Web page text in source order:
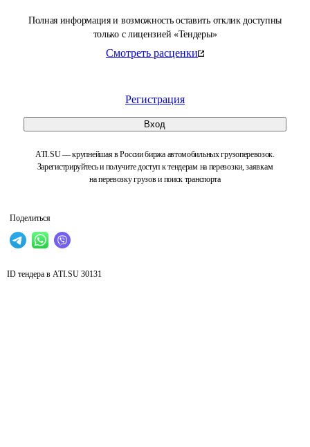
Полная информация и возможность оставить отклик доступны
только с лицензией «Тендеры»
Смотреть расценки
Регистрация
Вход
ATI.SU — крупнейшая в России биржа автомобильных грузоперевозок.
Зарегистрируйтесь и получите доступ к тендерам на перевозки, заявкам
на перевозку грузов и поиск транспорта
Поделиться
ID тендера в ATI.SU 30131